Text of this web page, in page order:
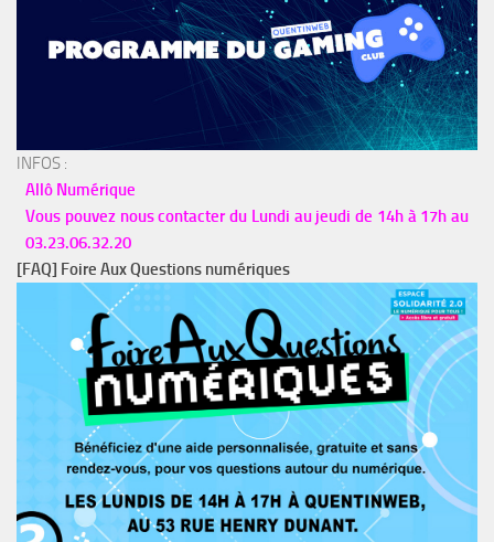
INFOS :
Allô Numérique
Vous pouvez nous contacter du Lundi au jeudi de 14h à 17h au
03.23.06.32.20
[FAQ] Foire Aux Questions numériques